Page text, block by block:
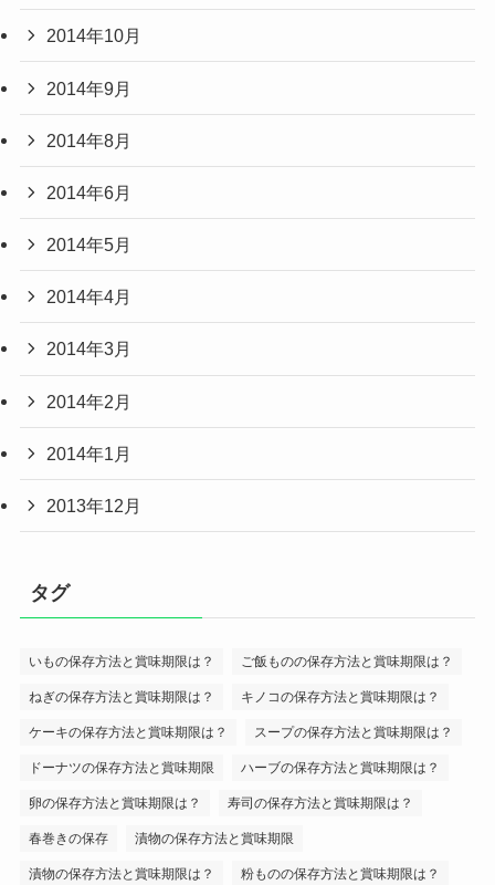
2014年10月
2014年9月
2014年8月
2014年6月
2014年5月
2014年4月
2014年3月
2014年2月
2014年1月
2013年12月
タグ
いもの保存方法と賞味期限は？ ご飯ものの保存方法と賞味期限は？
ねぎの保存方法と賞味期限は？ キノコの保存方法と賞味期限は？
ケーキの保存方法と賞味期限は？ スープの保存方法と賞味期限は？
ドーナツの保存方法と賞味期限 ハーブの保存方法と賞味期限は？
卵の保存方法と賞味期限は？ 寿司の保存方法と賞味期限は？
春巻きの保存 漬物の保存方法と賞味期限
漬物の保存方法と賞味期限は？ 粉ものの保存方法と賞味期限は？